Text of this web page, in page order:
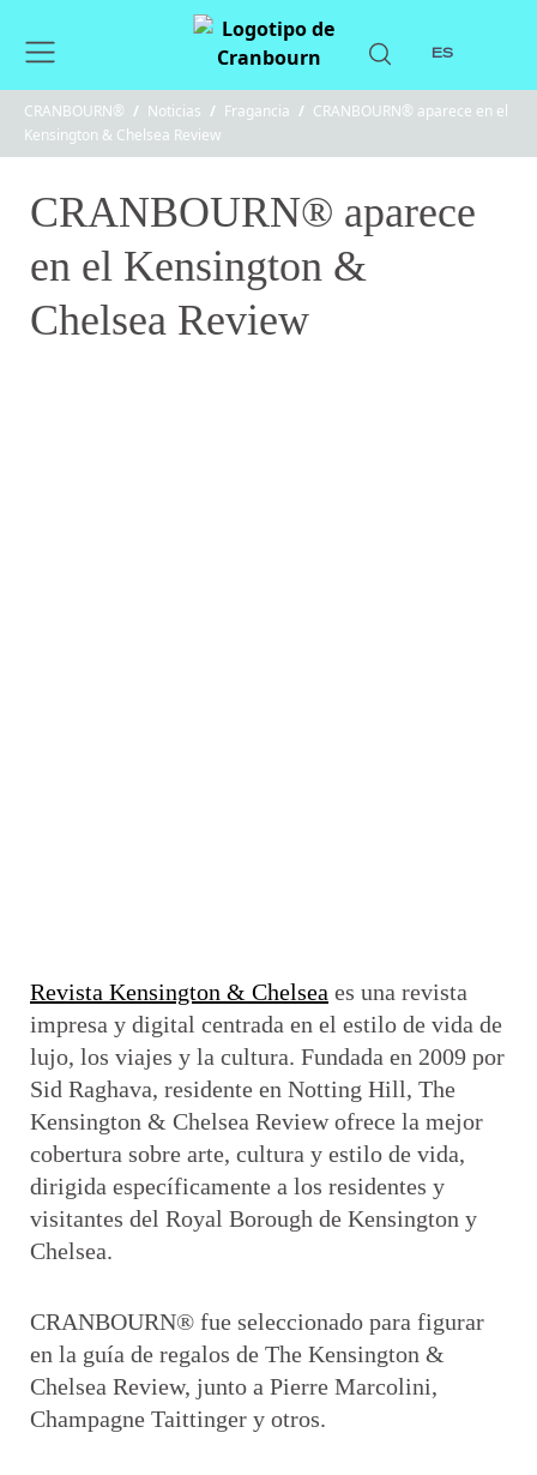
ES
CRANBOURN® / Noticias / Fragancia / CRANBOURN® aparece en el
Kensington & Chelsea Review
CRANBOURN® aparece
en el Kensington &
Chelsea Review
Revista Kensington & Chelsea es una revista
impresa y digital centrada en el estilo de vida de
lujo, los viajes y la cultura. Fundada en 2009 por
Sid Raghava, residente en Notting Hill, The
Kensington & Chelsea Review ofrece la mejor
cobertura sobre arte, cultura y estilo de vida,
dirigida específicamente a los residentes y
visitantes del Royal Borough de Kensington y
Chelsea.
CRANBOURN® fue seleccionado para figurar
en la guía de regalos de The Kensington &
Chelsea Review, junto a Pierre Marcolini,
Champagne Taittinger y otros.